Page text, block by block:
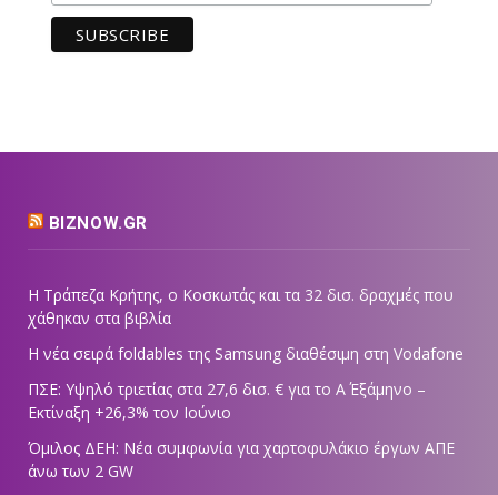
BIZNOW.GR
Η Τράπεζα Κρήτης, ο Κοσκωτάς και τα 32 δισ. δραχμές που
χάθηκαν στα βιβλία
Η νέα σειρά foldables της Samsung διαθέσιμη στη Vodafone
ΠΣΕ: Υψηλό τριετίας στα 27,6 δισ. € για το Α΄ Εξάμηνο –
Εκτίναξη +26,3% τον Ιούνιο
Όμιλος ΔΕΗ: Νέα συμφωνία για χαρτοφυλάκιο έργων ΑΠΕ
άνω των 2 GW